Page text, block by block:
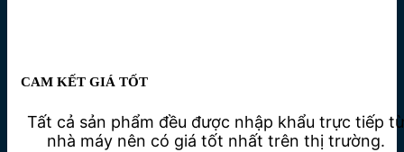
CAM KẾT GIÁ TỐT
Tất cả sản phẩm đều được nhập khẩu trực tiếp từ
nhà máy nên có giá tốt nhất trên thị trường.